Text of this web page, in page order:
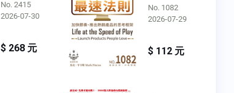
No. 2415
2026-07-30
$ 268 元
No. 1082
2026-07-29
$ 112 元